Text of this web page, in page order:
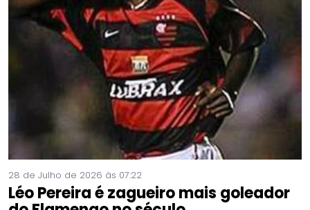
28 de Julho de 2026 às 07:22
Léo Pereira é zagueiro mais goleador